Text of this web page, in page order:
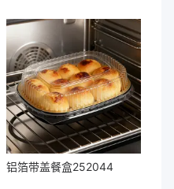
铝箔带盖餐盒252044